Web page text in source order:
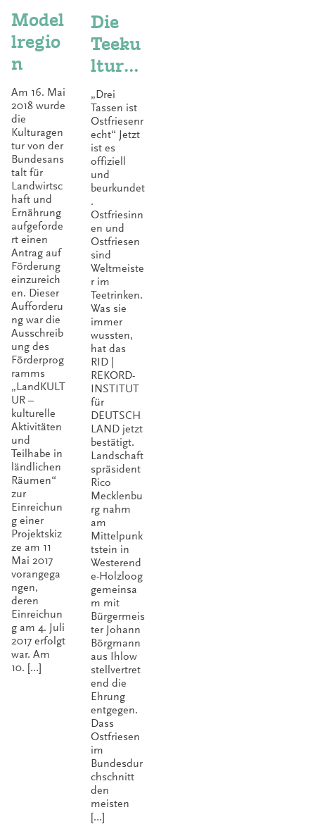
Model
lregio
n
Am 16. Mai
2018 wurde
die
Kulturagen
tur von der
Bundesans
talt für
Landwirtsc
haft und
Ernährung
aufgeforde
rt einen
Antrag auf
Förderung
einzureich
en. Dieser
Aufforderu
ng war die
Ausschreib
ung des
Förderprog
ramms
„LandKULT
UR –
kulturelle
Aktivitäten
und
Teilhabe in
ländlichen
Räumen“
zur
Einreichun
g einer
Projektskiz
ze am 11
Mai 2017
vorangega
ngen,
deren
Einreichun
g am 4. Juli
2017 erfolgt
war. Am
10. […]
Die
Teeku
ltur
in
Ostfri
eslan
d
„Drei
Tassen ist
Ostfriesenr
echt“ Jetzt
ist es
offiziell
und
beurkundet
.
Ostfriesinn
en und
Ostfriesen
sind
Weltmeiste
r im
Teetrinken.
Was sie
immer
wussten,
hat das
RID |
REKORD-
INSTITUT
für
DEUTSCH
LAND jetzt
bestätigt.
Landschaft
spräsident
Rico
Mecklenbu
rg nahm
am
Mittelpunk
tstein in
Westerend
e-Holzloog
gemeinsa
m mit
Bürgermeis
ter Johann
Börgmann
aus Ihlow
stellvertret
end die
Ehrung
entgegen.
Dass
Ostfriesen
im
Bundesdur
chschnitt
den
meisten
[…]